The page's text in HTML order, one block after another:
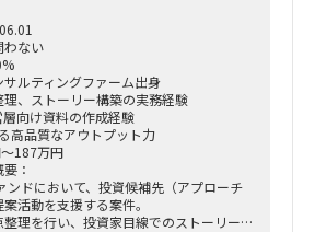
後、関連資料（契約書・請求書）を基に
組みシナリオ・スケジュールをご提案さ
支援の進め方：比較購買実施
積を取得し、結果をご報告させていただ
ご契約
支援の進め方：売り手企業様とのご契約
、貴社と売り手企業様にて直接契約いた
わない
ルティングファーム出身
理、ストーリー構築の実務経験
層向け資料の作成経験
高品質なアウトプット力
187万円
：
ンドにおいて、投資候補先（アプローチ
活動を支援する案件。
理を行い、投資家目線でのストーリー構